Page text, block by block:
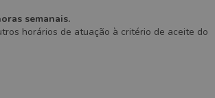
semanais.
horários de atuação à critério de aceite do